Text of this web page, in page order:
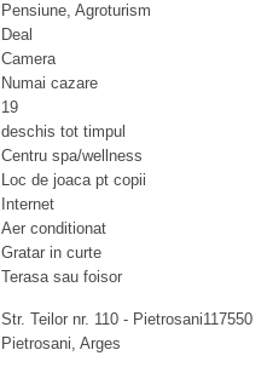
Pensiune, Agroturism
Deal
Camera
Numai cazare
19
deschis tot timpul
Centru spa/wellness
Loc de joaca pt copii
Internet
Aer conditionat
Gratar in curte
Terasa sau foisor
Str. Teilor nr. 110- Pietrosani117550
Pietrosani, Arges